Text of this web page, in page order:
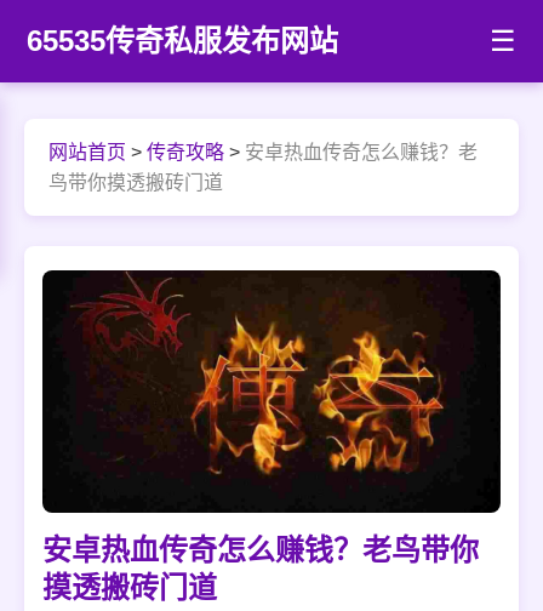
65535传奇私服发布网站 ☰
网站首页 > 传奇攻略 > 安卓热血传奇怎么赚钱？老
鸟带你摸透搬砖门道
安卓热血传奇怎么赚钱？老鸟带你
摸透搬砖门道